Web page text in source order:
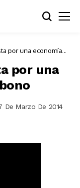
por una economía
por una
De Marzo De 2014